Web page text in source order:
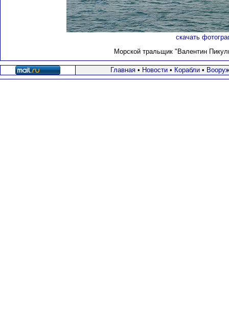
скачать
Морской тральщик "Валентин
Главная• Новости• Корабли•